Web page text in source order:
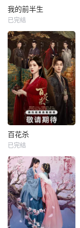
我的前半生
已完结
百花杀
已完结